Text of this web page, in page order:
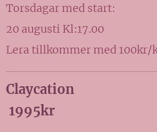
Torsdagar med start:
20 augusti Kl:17.00
Lera tillkommer med 100kr/
1995kr